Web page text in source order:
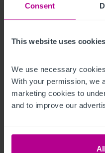
Consent
This website uses cookies
We use necessary
With your permission, we
marketing cookies to
and to improve our
Description
Restaurant
Télécharger le